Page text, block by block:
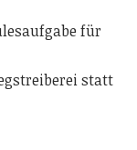
für
statt